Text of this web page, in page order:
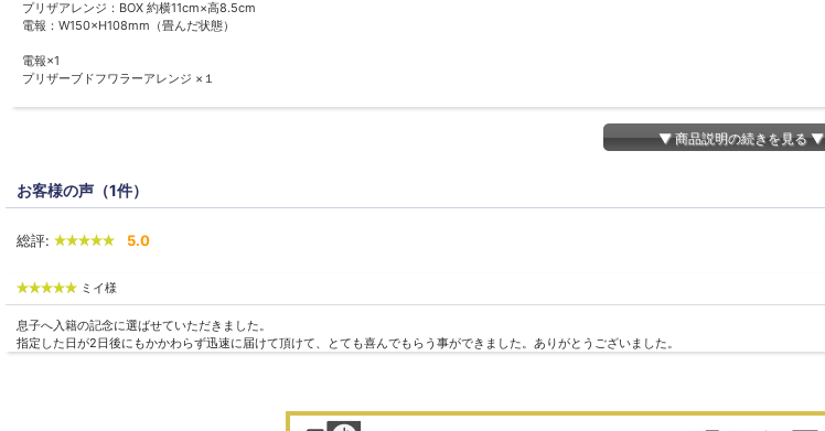
プリザアレンジ：BOX 約横11cm×高8.5cm
電報：W150×H108mm（畳んだ状態）
電報×1
プリザーブドフワラーアレンジ ×１
[エレガントシリーズ]
・ライスフラワー（プリザ）
・オレガノ（プリザ）
・フーセンポピー（ドライ）
[プリンセスシリーズ]
・ローズ（プリザ）×1
・ミニローズ（プリザ）×２
▼ 商品説明の続きを見る ▼
お客様の声（1件）
総評: 5.0
ミイ様
息子へ入籍の記念に選ばせていただきました。
指定した日が2日後にもかかわらず迅速に届けて頂けて、とても喜んでもらう事ができました。ありがとうございました。